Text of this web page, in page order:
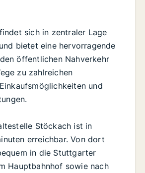
sich in zentraler Lage
bietet eine hervorragende
öffentlichen Nahverkehr
zu zahlreichen
und
Stöckach ist in
erreichbar. Von dort
in die Stuttgarter
Hauptbahnhof sowie nach